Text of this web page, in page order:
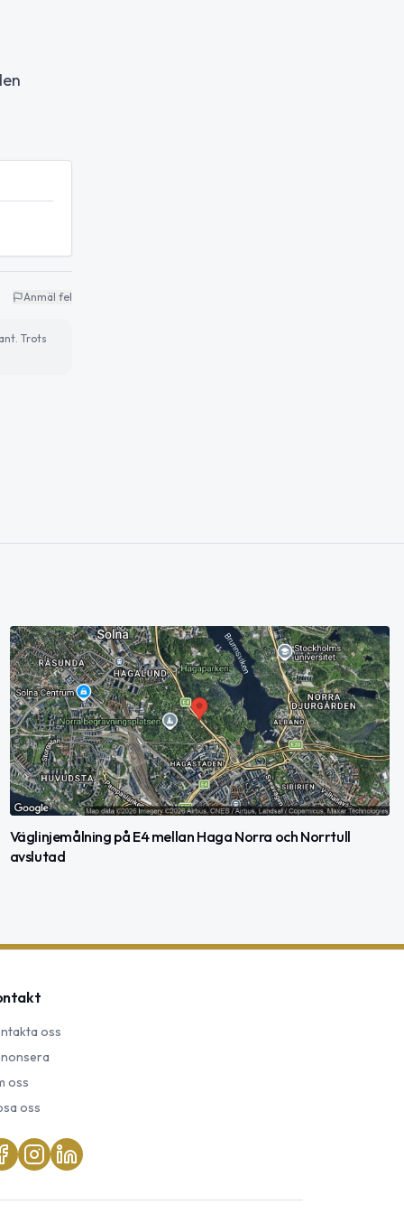
Anmäl fel
Trots
Väglinjemålning på E4 mellan Haga Norra och Norrtull
avslutad
oss
oss
oss